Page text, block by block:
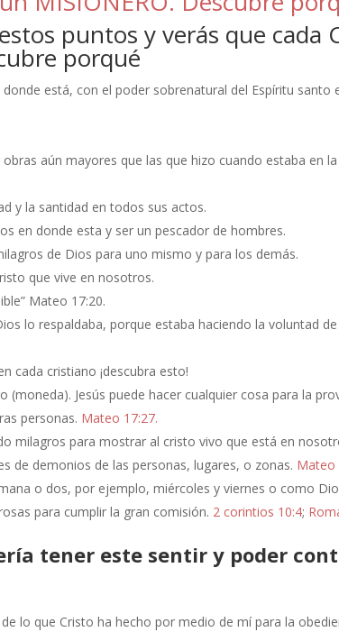
puntos y verás que cada
porqué
está, con el poder sobrenatural del Espíritu santo
aún mayores que las que hizo cuando estaba en
y la santidad en todos sus actos.
en donde esta y ser un pescador de hombres.
de Dios para uno mismo y para los demás.
que vive en nosotros.
Mateo 17:20.
lo respaldaba, porque estaba haciendo la voluntad
cada cristiano ¡descubra esto!
(moneda). Jesús puede hacer cualquier cosa para la
personas. Mateo 17:27.
milagros para mostrar al cristo vivo que está en
de demonios de las personas, lugares, o zonas. Mateo
o dos, por ejemplo, miércoles y viernes o como
para cumplir la gran comisión. 2 corintios 10:4;
tener este sentir y poder
lo que Cristo ha hecho por medio de mí para la